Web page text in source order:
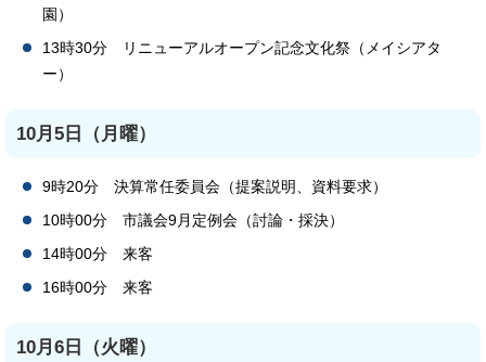
園）
13時30分 リニューアルオープン記念文化祭（メイシアタ
ー）
10月5日（月曜）
9時20分 決算常任委員会（提案説明、資料要求）
10時00分 市議会9月定例会（討論・採決）
14時00分 来客
16時00分 来客
10月6日（火曜）